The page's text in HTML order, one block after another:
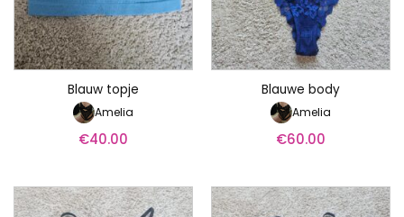
Blauw topje
Amelia
€40.00
Blauwe body
Amelia
€60.00